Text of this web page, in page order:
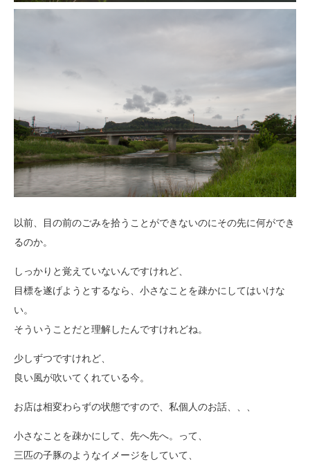
以前、目の前のごみを拾うことができないのにその先に何ができ
るのか。
しっかりと覚えていないんですけれど、
目標を遂げようとするなら、小さなことを疎かにしてはいけな
い。
そういうことだと理解したんですけれどね。
少しずつですけれど、
良い風が吹いてくれている今。
お店は相変わらずの状態ですので、私個人のお話、、、
小さなことを疎かにして、先へ先へ。って、
三匹の子豚のようなイメージをしていて、